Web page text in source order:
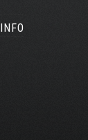
INFO